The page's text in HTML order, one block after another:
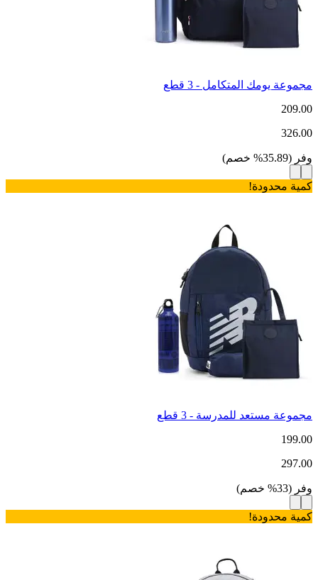
مجموعة يومك المتكامل - 3 قطع
209.00
326.00
وفر (
35.89
% خصم)
كمية محدودة!
مجموعة مستعد للمدرسة - 3 قطع
199.00
297.00
وفر (
33
% خصم)
كمية محدودة!